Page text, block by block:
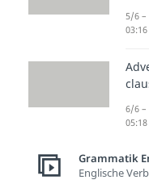
5/6 –
03:16
6/6 –
05:18
Grammatik
Englische